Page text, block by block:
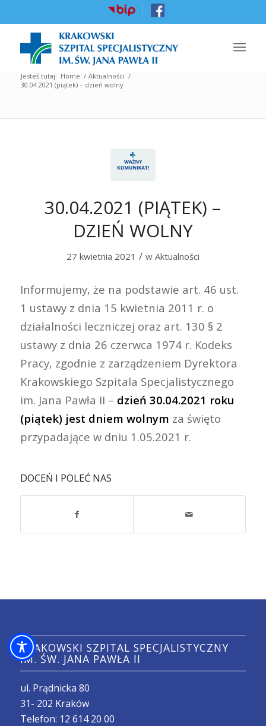
Jesteś tutaj: Home / Aktualności /
30.04.2021 (piątek) – dzień wolny
30.04.2021 (PIĄTEK) –
DZIEŃ WOLNY
27 kwietnia 2021 / w Aktualności
Informujemy, że na podstawie art. 46 ust.
1 ustawy z dnia 15 kwietnia 2011 r. o
działalności leczniczej oraz art. 130 § 2
ustawy z dnia 26 czerwca 1974 r. Kodeks
Pracy, zgodnie z zarządzeniem Dyrektora
Krakowskiego Szpitala Specjalistycznego
im. Jana Pawła II – dzień 30.04.2021 roku
(piątek) jest dniem wolnym za święto
przypadające w dniu 1.05.2021 r.
DOCEŃ I POLEĆ NAS
KRAKOWSKI SZPITAL SPECJALISTYCZNY
IM. ŚW. JANA PAWŁA II
ul. Prądnicka 80
31- 202 Kraków
Telefon: 12 614 20 00